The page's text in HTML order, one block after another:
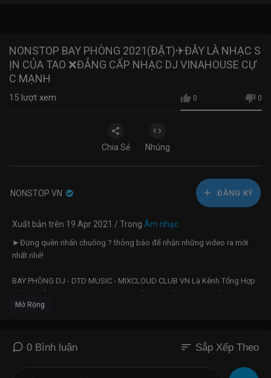
NONSTOP BAY PHÒNG 2021(ĐẶT)✈ĐÂY LÀ NHẠC S
ỊN CỦA TAO ❌ĐẲNG CẤP NHẠC DJ VINAHOUSE CỰ
C MẠNH
0 0
15 lượt xem
Chia Sẻ Nhúng
NONSTOP VN ĐĂNG KÝ
Xuất bản trên 19 Apr 2021 / Trong Âm nhạc
►Đừng quên nhấn chuông ? thông báo để nhận những video ra mới
nhất nhé!
BAY PHÒNG DJ - DTD MUSIC - MIXCLOUD CLUB VN Là Kênh Tổng Hợp
Những Bản remix , nonstop, dj, nhạc dj, nhạc sàn, nonstop,dj
nonstop,nhạc dj, nonstop, nhạc bay phòng, nhạc dj, dj bay phòng,
mạnh, nhạc sàn cực mạnh ......... Từ các DJ, producer Nổi tiếng
Mở Rộng
0 Bình luận sort Sắp Xếp Theo